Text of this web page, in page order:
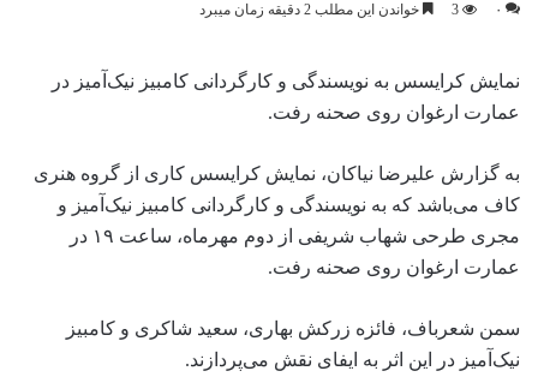
۰ 3 خواندن این مطلب 2 دقیقه زمان میبرد
نمایش کرایسس به نویسندگی و کارگردانی کامبیز نیک‌آمیز در
عمارت ارغوان روی صحنه رفت.
به گزارش علیرضا نیاکان، نمایش کرایسس کاری از گروه هنری
کاف می‌باشد که به نویسندگی و کارگردانی کامبیز نیک‌آمیز و
مجری طرحی شهاب شریفی از دوم مهرماه، ساعت ۱۹ در
عمارت ارغوان روی صحنه رفت.
سمن شعرباف، فائزه زرکش بهاری، سعید شاکری و کامبیز
نیک‌آمیز در این اثر به ایفای نقش می‌پردازند.